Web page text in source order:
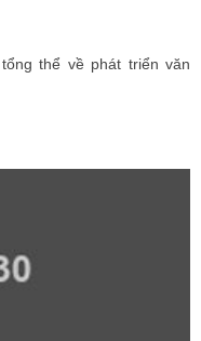
thể về phát triển văn